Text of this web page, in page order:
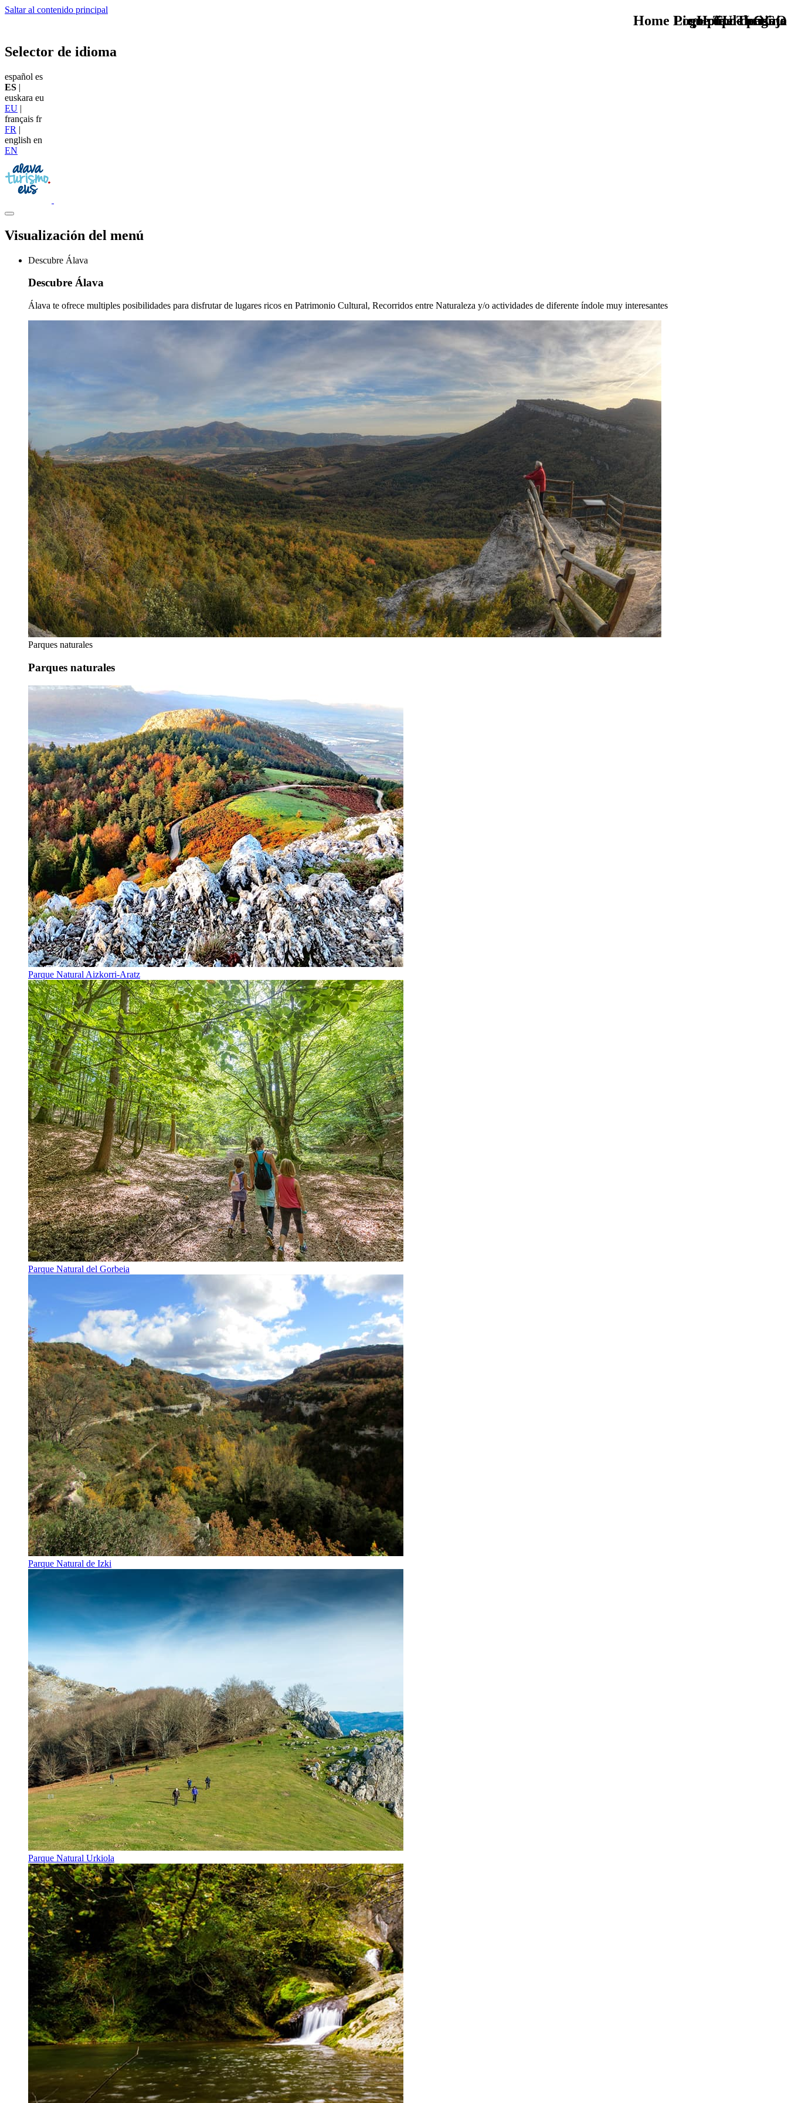
Saltar al contenido principal
TU - LOGO
Selector de idioma
español es
ES |
euskara eu
EU |
français fr
FR |
english en
EN
Visualización del menú
Descubre Álava
Descubre Álava
Álava te ofrece multiples posibilidades para disfrutar de lugares ricos en Patrimonio Cultural, Recorridos entre Naturaleza y/o actividades de diferente índole muy interesantes
Parques naturales
Parques naturales
Parque Natural Aizkorri-Aratz
Parque Natural del Gorbeia
Parque Natural de Izki
Parque Natural Urkiola
que tipo de viaje
Home Logo pie de página
Pie Home Turismo